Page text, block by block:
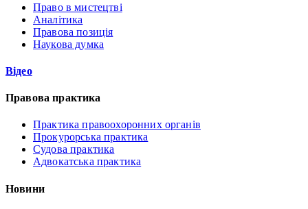
Право в мистецтві
Аналітика
Правова позиція
Наукова думка
Відео
Правова практика
Практика правоохоронних органів
Прокурорська практика
Судова практика
Адвокатська практика
Новини